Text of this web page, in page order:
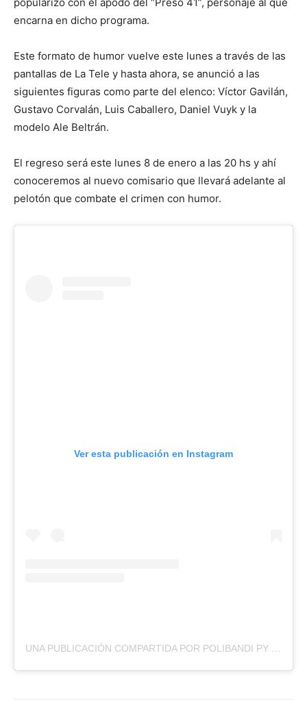
encarna en dicho programa.
Este formato de humor vuelve este lunes a través de las
pantallas de La Tele y hasta ahora, se anunció a las
siguientes figuras como parte del elenco: Víctor Gavilán,
Gustavo Corvalán, Luis Caballero, Daniel Vuyk y la
modelo Ale Beltrán.
El regreso será este lunes 8 de enero a las 20 hs y ahí
conoceremos al nuevo comisario que llevará adelante al
pelotón que combate el crimen con humor.
Ver esta publicación en Instagram
UNA PUBLICACIÓN COMPARTIDA POR POLIBANDI PY (@POLIBANDIPY)